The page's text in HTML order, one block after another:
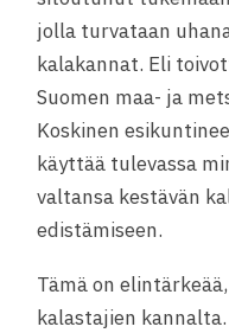
jolla turvataan
kalakannat. Eli
Suomen maa- ja
Koskinen
käyttää tulevassa
valtansa kestävän
edistämiseen.
Tämä on
kalastajien kannalta.